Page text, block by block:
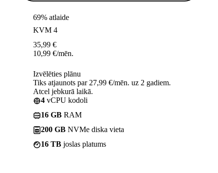
69% atlaide
KVM 4
35,99 €
10,99 €/mēn.
Izvēlēties plānu
Tiks atjaunots par 27,99 €/mēn. uz 2 gadiem.
Atcel jebkurā laikā.
4 vCPU kodoli
16 GB RAM
200 GB NVMe diska vieta
16 TB joslas platums